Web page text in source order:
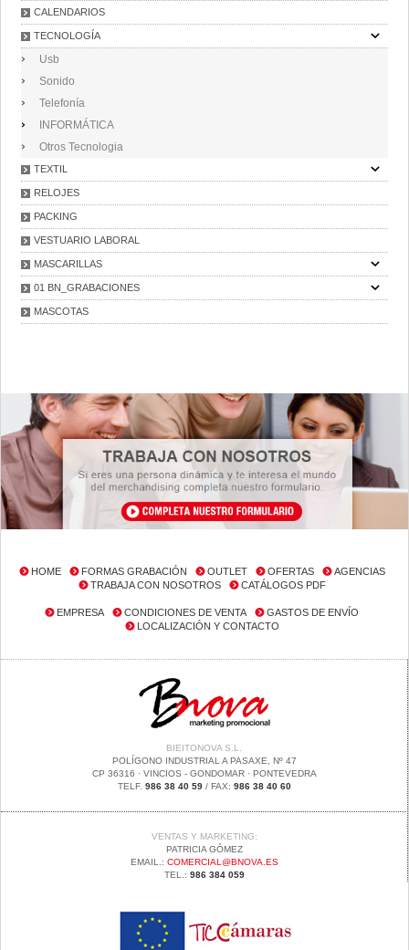
CALENDARIOS
TECNOLOGÍA
Usb
Sonido
Telefonía
INFORMÁTICA
Otros Tecnologia
TEXTIL
RELOJES
PACKING
VESTUARIO LABORAL
MASCARILLAS
01 BN_GRABACIONES
MASCOTAS
HOME FORMAS GRABACIÓN OUTLET OFERTAS
AGENCIAS
TRABAJA CON NOSOTROS
CATÁLOGOS PDF
EMPRESA CONDICIONES DE VENTA
GASTOS DE ENVÍO
LOCALIZACIÓN Y CONTACTO
BIEITONOVA S.L.
POLÍGONO INDUSTRIAL A PASAXE, Nº 47
CP 36316 · VINCIOS - GONDOMAR · PONTEVEDRA
TELF. 986 38 40 59/ FAX: 986 38 40 60
VENTAS Y MARKETING:
PATRICIA GÓMEZ
EMAIL.: COMERCIAL@BNOVA.ES
TEL.: 986 384 059